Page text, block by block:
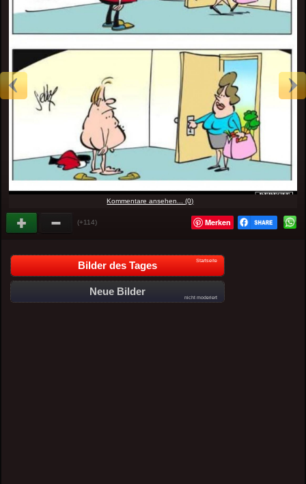
Kommentare ansehen... (0)
(+114) Merken
Bilder des Tages Startseite
Neue Bilder
nicht moderiert